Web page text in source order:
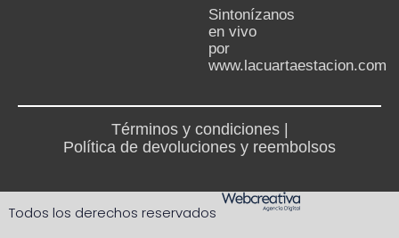
Sintonízanos
en vivo
por
www.lacuartaestacion.com
Términos y condiciones |
Política de devoluciones y reembolsos
Todos los derechos reservados